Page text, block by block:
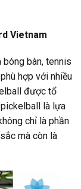
Vietnam
bàn, tennis
hợp với nhiều
được tổ
là lựa
chỉ là phần
mà còn là